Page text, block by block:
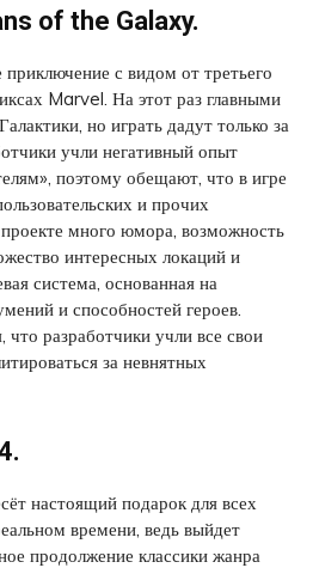
of the Galaxy.
с видом от третьего
Marvel. На этот раз главными
но играть дадут только за
учли негативный опыт
поэтому обещают, что в игре
и прочих
много юмора, возможность
интересных локаций и
система, основанная на
и способностей героев.
разработчики учли все свои
за невнятных
настоящий подарок для всех
времени, ведь выйдет
продолжение классики жанра